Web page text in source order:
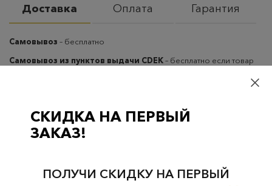
Доставка Оплата Гарантия
Самовывоз – бесплатно
Самовывоз из пунктов выдачи CDEK– бесплатно если товар
Проверьте наличие в магазинах
СКИДКА НА ПЕРВЫЙ
ЗАКАЗ!
ПОЛУЧИ СКИДКУ НА ПЕРВЫЙ